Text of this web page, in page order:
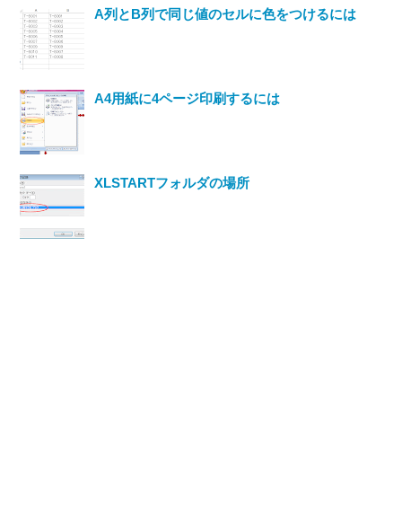
A列とB列で同じ値のセルに色をつけるには
A4用紙に4ページ印刷するには
XLSTARTフォルダの場所